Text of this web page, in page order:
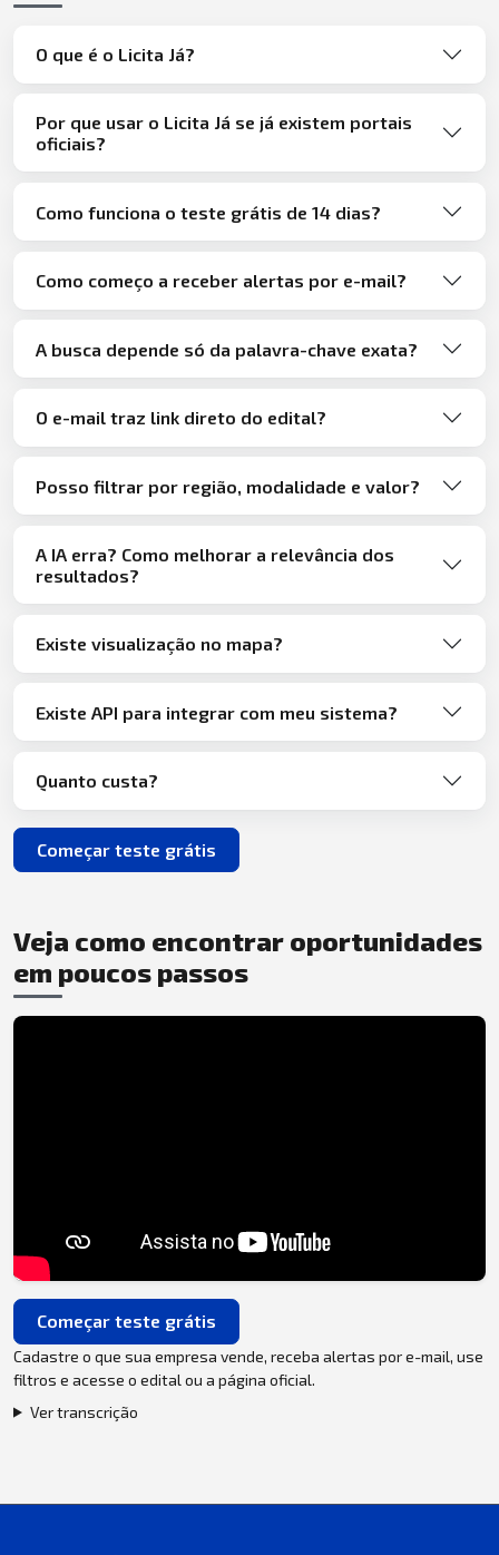
O que é o Licita Já?
Por que usar o Licita Já se já existem portais
oficiais?
Como funciona o teste grátis de 14 dias?
Como começo a receber alertas por e-mail?
A busca depende só da palavra-chave exata?
O e-mail traz link direto do edital?
Posso filtrar por região, modalidade e valor?
A IA erra? Como melhorar a relevância dos
resultados?
Existe visualização no mapa?
Existe API para integrar com meu sistema?
Quanto custa?
Começar teste grátis
Veja como encontrar oportunidades
em poucos passos
Começar teste grátis
Cadastre o que sua empresa vende, receba alertas por e-mail, use
filtros e acesse o edital ou a página oficial.
Ver transcrição